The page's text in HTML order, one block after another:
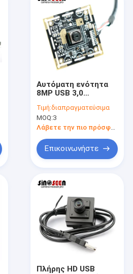
Αυτόματη ενότητα
8MP USB 3,0
Drive CMOS εστίασης
HD εξατομικεύσιμα
Τιμή:διαπραγματεύσιμα
MOQ:3
Λάβετε την πιο πρόσφατη τιμή
Επικοινωνήστε
Πλήρης HD USB